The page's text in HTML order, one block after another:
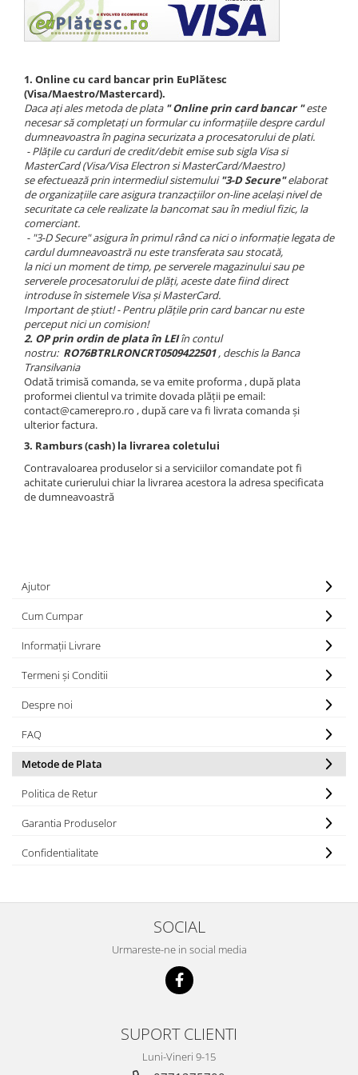
1. Online cu card bancar prin EuPlătesc
(Visa/Maestro/Mastercard).
Daca ați ales metoda de plata " Online prin card bancar "este
necesar să completați un formular cu informațiile despre cardul
dumneavoastra în pagina securizata a procesatorului de plati.
- Plățile cu carduri de credit/debit emise sub sigla Visa si
MasterCard (Visa/Visa Electron si MasterCard/Maestro)
se efectuează prin intermediul sistemului"3-D Secure"elaborat
de organizațiile care asigura tranzacțiilor on-line același nivel de
securitate ca cele realizate la bancomat sau în mediul fizic, la
comerciant.
- "3-D Secure" asigura în primul rând ca nici o informație legata de
cardul dumneavoastră nu este transferata sau stocată,
la nici un moment de timp, pe serverele magazinuluisau pe
serverele procesatorului de plăți, aceste date fiind direct
introduse în sistemele Visa și MasterCard.
Important de știut! - Pentru plățile prin card bancar nu este
perceput nici un comision!
2. OP prin ordin de plata în LEIîn contul
nostru: RO76BTRLRONCRT0509422501, deschis la Banca
Transilvania
Odată trimisă comanda, se va emite proforma , după plata
proformei clientul va trimite dovada plății pe email:
contact@camerepro.ro , după care va fi livrata comanda și
ulterior factura.
3. Ramburs (cash) la livrarea coletului
Contravaloarea produselor si a serviciilor comandate pot fi
achitate curierului chiar la livrarea acestora la adresa specificata
de dumneavoastră
Ajutor
Cum Cumpar
Informații Livrare
Termeni și Conditii
Despre noi
FAQ
Metode de Plata
Politica de Retur
Garantia Produselor
Confidentialitate
SOCIAL
Urmareste-ne in social media
SUPORT CLIENTI
Luni-Vineri 9-15